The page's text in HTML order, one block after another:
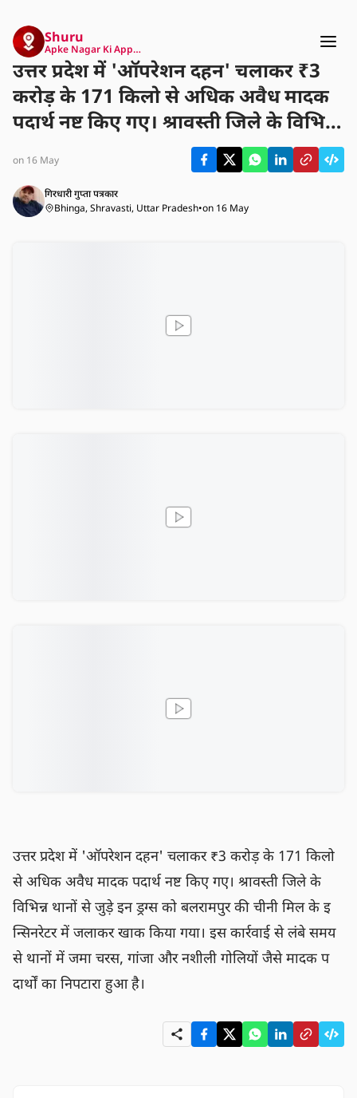
Shuru
Apke Nagar Ki App…
उत्तर प्रदेश में 'ऑपरेशन दहन' चलाकर ₹3
करोड़ के 171 किलो से अधिक अवैध मादक
पदार्थ नष्ट किए गए। श्रावस्ती जिले के विभिन्न
थानों से जुड़े इन ड्रग्स को बलरामपुर की चीनी
मिल के इन्सिनरेटर में जलाकर खाक किया
गया। इस कार्रवाई से लंबे समय से थानों में
जमा चरस, गांजा और नशीली गोलियों जैसे
on 16 May
गिरधारी गुप्ता पत्रकार
Bhinga, Shravasti, Uttar Pradesh•on 16 May
उत्तर प्रदेश में 'ऑपरेशन दहन' चलाकर ₹3 करोड़ के 171 किलो
से अधिक अवैध मादक पदार्थ नष्ट किए गए। श्रावस्ती जिले के
विभिन्न थानों से जुड़े इन ड्रग्स को बलरामपुर की चीनी मिल के इ
न्सिनरेटर में जलाकर खाक किया गया। इस कार्रवाई से लंबे समय
से थानों में जमा चरस, गांजा और नशीली गोलियों जैसे मादक प
दार्थों का निपटारा हुआ है।